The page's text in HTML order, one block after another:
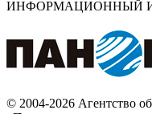
ИНФОРМАЦИОННЫЙ
© 2004-2026 Агентство